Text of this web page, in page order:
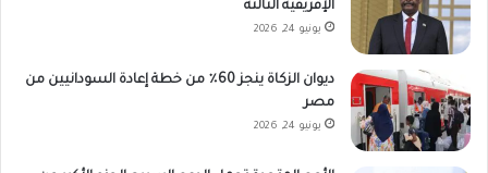
الإفريقية الثالثة
يونيو 24, 2026
ديوان الزكاة ينجز 60٪ من خطة إعادة السودانيين من
مصر
يونيو 24, 2026